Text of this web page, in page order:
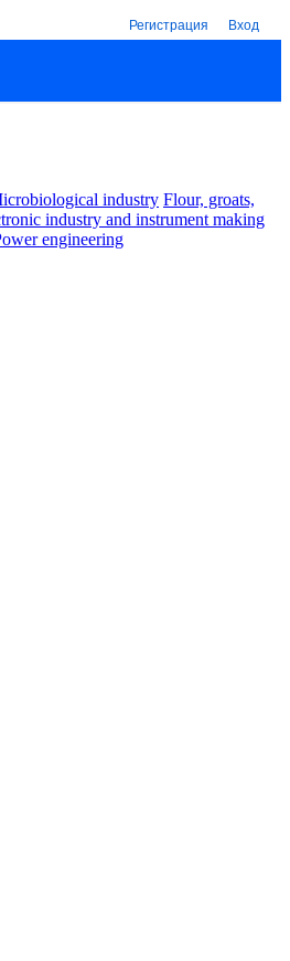
Регистрация Вход
industry Flour, groats,
industry and instrument making
engineering